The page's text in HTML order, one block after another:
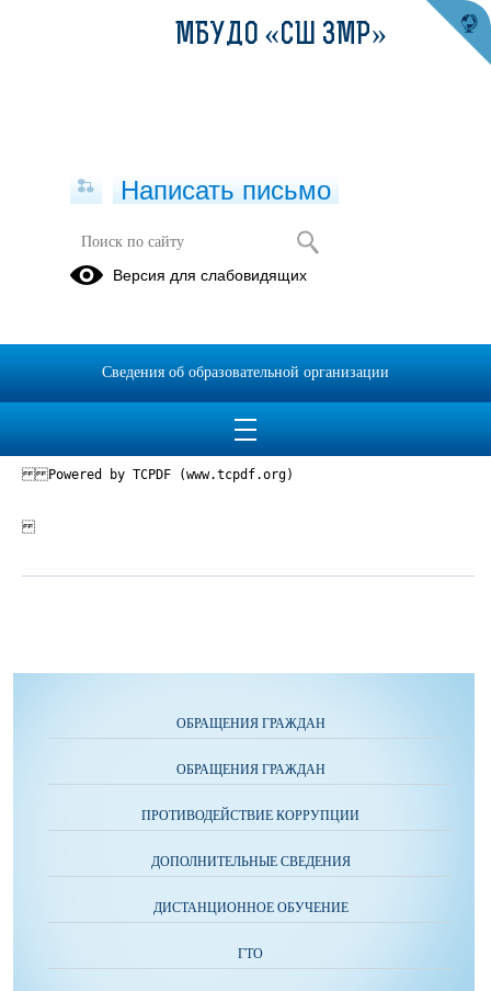
Лицензия
Опубликовано на сайте
13 декабря 2019
Powered by TCPDF (www.tcpdf.org)
ОБРАЩЕНИЯ ГРАЖДАН
ОБРАЩЕНИЯ ГРАЖДАН
ПРОТИВОДЕЙСТВИЕ КОРРУПЦИИ
ДОПОЛНИТЕЛЬНЫЕ СВЕДЕНИЯ
ДИСТАНЦИОННОЕ ОБУЧЕНИЕ
ГТО
МБУДО «СШ ЗМР»
Написать письмо
Версия для слабовидящих
Сведения об образовательной организации